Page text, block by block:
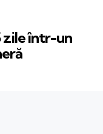
zile într-un